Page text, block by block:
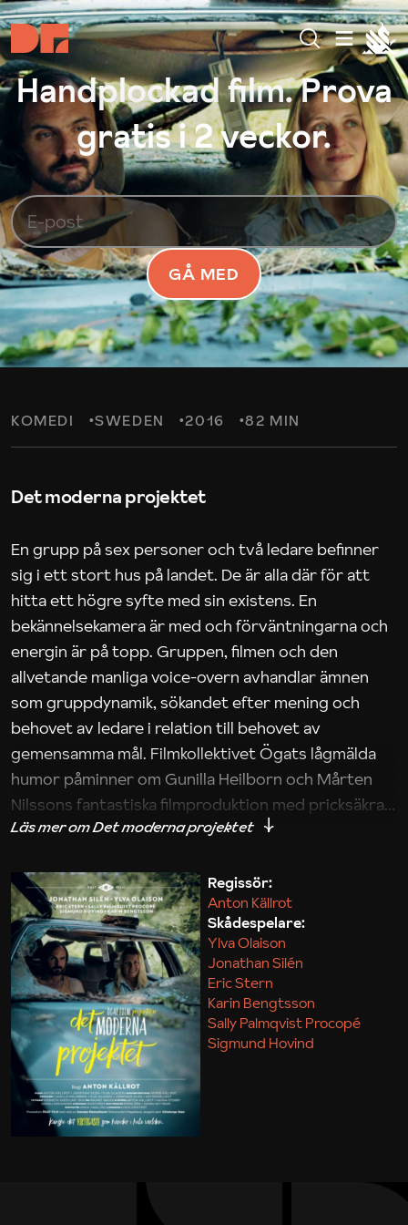
Handplockad film. Prova
gratis i 2 veckor.
GÅ MED
KOMEDI SWEDEN 2016 82 MIN
Det moderna projektet
En grupp på sex personer och två ledare befinner
sig i ett stort hus på landet. De är alla där för att
hitta ett högre syfte med sin existens. En
bekännelsekamera är med och förväntningarna och
energin är på topp. Gruppen, filmen och den
allvetande manliga voice-overn avhandlar ämnen
som gruppdynamik, sökandet efter mening och
behovet av ledare i relation till behovet av
gemensamma mål. Filmkollektivet Ögats lågmälda
humor påminner om Gunilla Heilborn och Mårten
Nilssons fantastiska filmproduktion med pricksäkra
iakttagelser om hur svårt det kan vara att omsätta
Maja Kekonius
Regissör:
Anton Källrot
Skådespelare:
Ylva Olaison
Jonathan Silén
Eric Stern
Karin Bengtsson
Sally Palmqvist Procopé
Sigmund Hovind